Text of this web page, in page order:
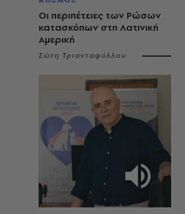
Οι περιπέτειες των Ρώσων
κατασκόπων στη Λατινική
Αμερική
Σώτη Τριανταφύλλου